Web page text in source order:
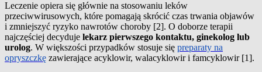
Leczenie opiera się głównie na stosowaniu leków
przeciwwirusowych, które pomagają skrócić czas trwania objawów
i zmniejszyć ryzyko nawrotów choroby [2]. O doborze terapii
najczęściej decyduje lekarz pierwszego kontaktu, ginekolog lub
urolog. W większości przypadków stosuje się preparaty na
opryszczkę zawierające acyklowir, walacyklowir i famcyklowir [1].